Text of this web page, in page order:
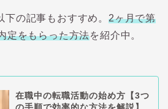
の記事もおすすめ。 2ヶ月で第
定をもらった方法を紹介中。
在職中の転職活動の始め方【3つ